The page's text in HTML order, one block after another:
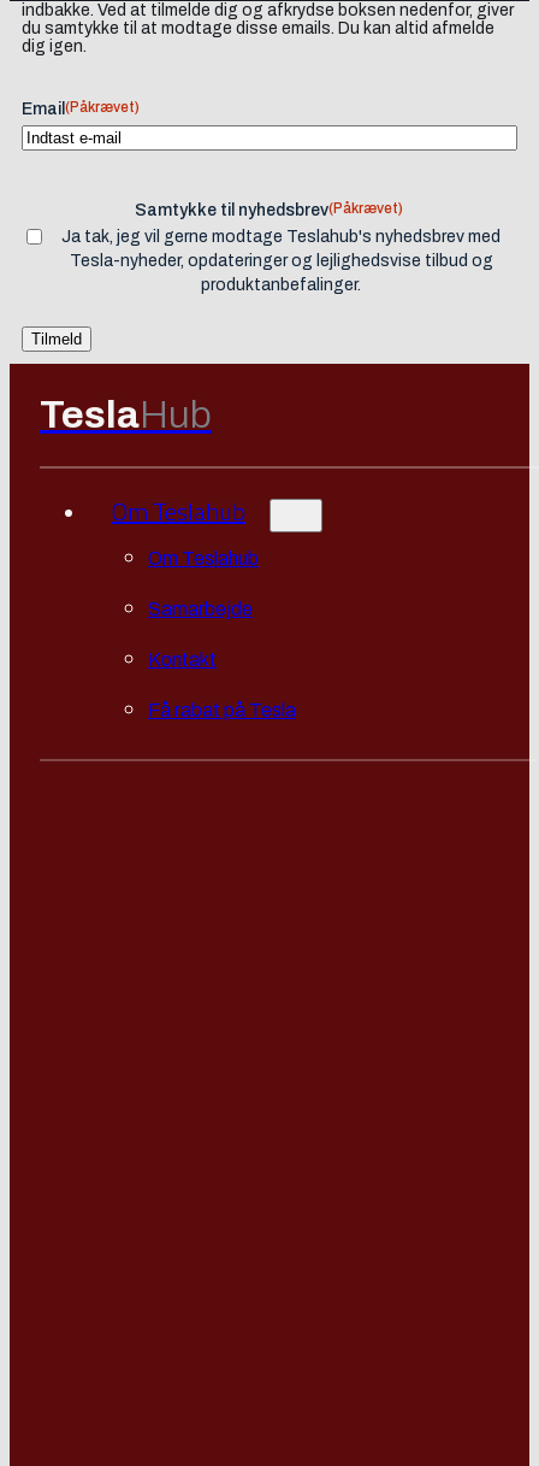
indbakke. Ved at tilmelde dig og afkrydse boksen nedenfor, giver
du samtykke til at modtage disse emails. Du kan altid afmelde
dig igen.
Email (Påkrævet)
Samtykke til nyhedsbrev(Påkrævet)
Ja tak, jeg vil gerne modtage Teslahub's nyhedsbrev med
Tesla-nyheder, opdateringer og lejlighedsvise tilbud og
produktanbefalinger.
TeslaHub
Om Teslahub
Om Teslahub
Samarbejde
Kontakt
Få rabat på Tesla